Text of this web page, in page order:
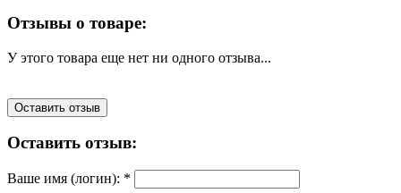
Отзывы о товаре:
У этого товара еще нет ни одного отзыва...
Оставить отзыв
Оставить отзыв:
Ваше имя (логин): *